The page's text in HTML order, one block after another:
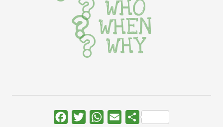
WHO
WHEN
WHY
FacebookTwitterWhatsApp
Email Share